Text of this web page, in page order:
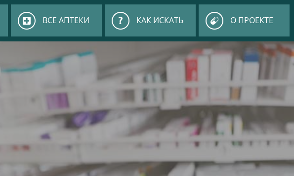
ВСЕ АПТЕКИ КАК ИСКАТЬ О ПРОЕКТЕ